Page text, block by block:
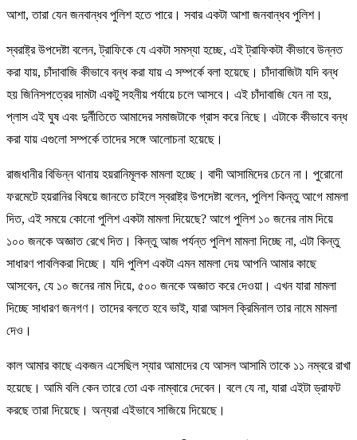
আশা, তারা যেন জনবান্ধব পুলিশ হতে পারে। সবার একটা আশা জনবান্ধব পুলিশ।
স্বরাষ্ট্র উপদেষ্টা বলেন, ট্রাফিকে যে একটা সমস্যা হচ্ছে, এই ট্রাফিকটা কীভাবে উন্নত
করা যায়, চাঁদাবাজি কীভাবে বন্ধ করা যায় এ সম্পর্কে বলা হয়েছে। চাঁদাবাজিটা যদি বন্ধ
হয় জিনিসপত্রের দামটা একটু সহনীয় পর্যায়ে চলে আসবে। এই চাঁদাবাজি যেন না হয়,
প্লাস এই ঘুষ এবং দুর্নীতিতে আমাদের সমাজটাকে গ্রাস করে নিছে। এটাকে কীভাবে বন্ধ
করা যায় এগুলো সম্পর্কে তাদের সঙ্গে আলোচনা হয়েছে।
রাজধানীর বিভিন্ন থানায় হয়রানিমূলক মামলা হচ্ছে। বাদী আসামিদের চেনে না। পুরোনো
ফরমেটে হয়রানির বিষয়ে জানতে চাইলে স্বরাষ্ট্র উপদেষ্টা বলেন, পুলিশ কিন্তু আগে মামলা
দিত, এই সময়ে কোনো পুলিশ একটা মামলা দিয়েছে? আগে পুলিশ ১০ জনের নাম দিয়ে
১০০ জনকে অজ্ঞাত রেখে দিত। কিন্তু আজ পর্যন্ত পুলিশ মামলা দিচ্ছে না, এটা কিন্তু
সাধারণ পাবলিকরা দিচ্ছে। যদি পুলিশ একটা এমন মামলা দেয় আপনি আমার কাছে
আসবেন, যে ১০ জনের নাম দিয়ে, ৫০০ জনকে অজ্ঞাত করে দেওয়া। এখন যারা মামলা
দিচ্ছে সাধারণ জনগণ। তাদের বলতে হবে ভাই, যারা আসল ক্রিমিনাল তার নামে মামলা
দেও।
কাল আমার কাছে একজন এসেছিল স্যার আমাদের যে আসল আসামি তাকে ১১ নম্বরে রাখা
হয়েছে। আমি বলি কেন তারে তো এক নাম্বারে দেবেন। বলে যে না, যারা এইটা ড্রাফট
করছে তারা দিয়েছে। অন্যরা এইভাবে সাজিয়ে দিয়েছে।